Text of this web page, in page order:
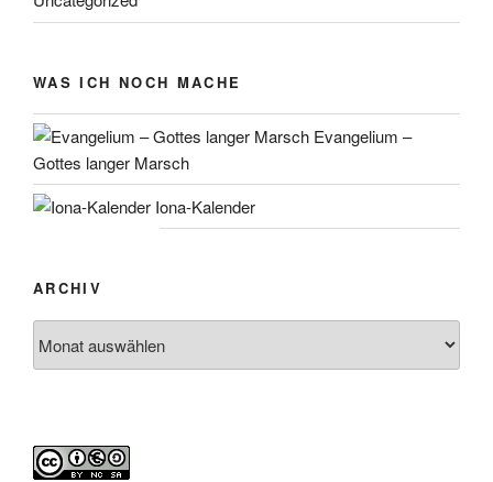
WAS ICH NOCH MACHE
Evangelium –
Gottes langer Marsch
Iona-Kalender
ARCHIV